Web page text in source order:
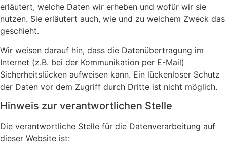
erläutert, welche Daten wir erheben und wofür wir sie
nutzen. Sie erläutert auch, wie und zu welchem Zweck das
geschieht.
Wir weisen darauf hin, dass die Datenübertragung im
Internet (z.B. bei der Kommunikation per E-Mail)
Sicherheitslücken aufweisen kann. Ein lückenloser Schutz
der Daten vor dem Zugriff durch Dritte ist nicht möglich.
Hinweis zur verantwortlichen Stelle
Die verantwortliche Stelle für die Datenverarbeitung auf
dieser Website ist: